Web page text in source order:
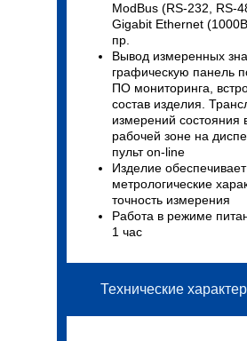
ModBus (RS-232, RS-
Gigabit Ethernet
пр.
Вывод измеренных
графическую панель
ПО мониторинга,
состав изделия.
измерений состояния
рабочей зоне на
пульт on-line
Изделие
метрологические
точность измерения
Работа в режиме
1 час
Технические